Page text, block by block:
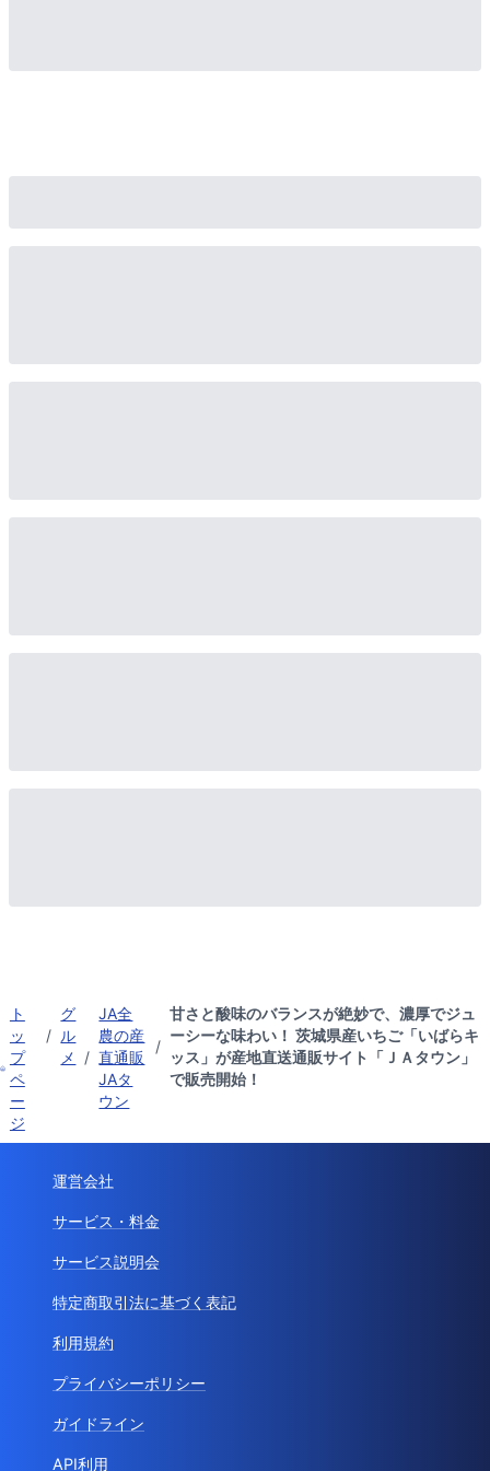
ト
ッ
プ
ペ
ー
ジ
/
グ
ル
メ
/
JA全
農の産
直通販
JAタ
ウン
/
甘さと酸味のバランスが絶妙で、濃厚でジュ
ーシーな味わい！ 茨城県産いちご「いばらキ
ッス」が産地直送通販サイト「ＪＡタウン」
で販売開始！
運営会社
サービス・料金
サービス説明会
特定商取引法に基づく表記
利用規約
プライバシーポリシー
ガイドライン
API利用